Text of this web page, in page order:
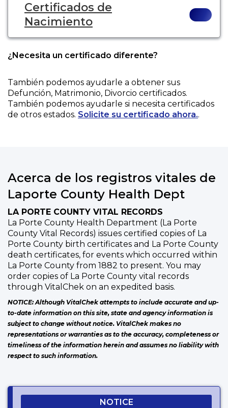
Certificados de
Nacimiento
¿Necesita un certificado diferente?
También podemos ayudarle a obtener sus
Defunción, Matrimonio, Divorcio certificados.
También podemos ayudarle si necesita certificados
de otros estados. Solicite su certificado ahora..
Acerca de los registros vitales de
Laporte County Health Dept
LA PORTE COUNTY VITAL RECORDS
La Porte County Health Department (La Porte
County Vital Records) issues certified copies of La
Porte County birth certificates and La Porte County
death certificates, for events which occurred within
La Porte County from 1882 to present. You may
order copies of La Porte County vital records
through VitalChek on an expedited basis.
NOTICE: Although VitalChek attempts to include accurate and up-
to-date information on this site, state and agency information is
subject to change without notice. VitalChek makes no
representations or warranties as to the accuracy, completeness or
timeliness of the information herein and assumes no liability with
respect to such information.
NOTICE